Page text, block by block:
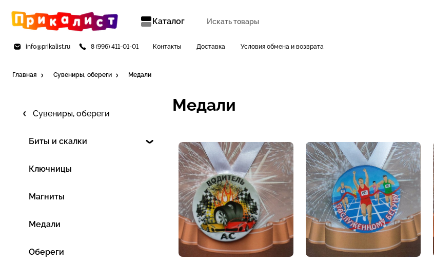
Каталог
info@prikalist.ru 8 (996) 411-01-01 Контакты Доставка Условия обмена и возврата
Главная Сувениры, обереги Медали
Сувениры, обереги
Биты и скалки
Ключницы
Магниты
Медали
Обереги
Медали